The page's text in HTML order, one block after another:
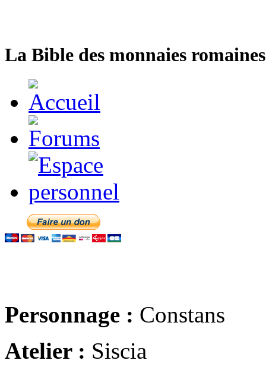
La Bible des monnaies
Personnage : Constans
Atelier : Siscia